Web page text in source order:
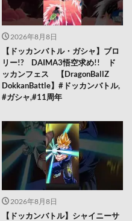
2026年8月8日
【ドッカンバトル・ガシャ】ブロ
リー!? DAIMA3悟空求め!! ド
ッカンフェス 【DragonBallZ
DokkanBattle】#ドッカンバトル,
#ガシャ,#11周年
2026年8月8日
【ドッカンバトル】シャイニーサ